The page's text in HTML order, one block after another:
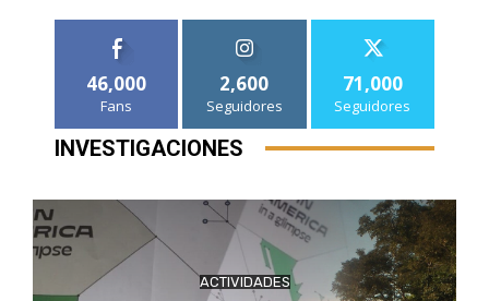
46,000
Fans
2,600
Seguidores
71,000
Seguidores
INVESTIGACIONES
ACTIVIDADES